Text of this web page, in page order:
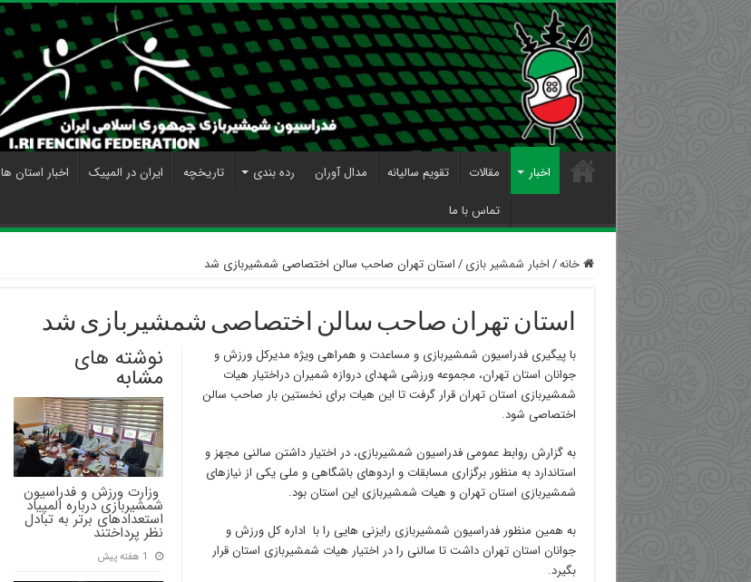
اخبار مقالات تقویم سالیانه مدال آوران رده بندی تاریخچه ایران در المپیک اخبار استان ها
تماس با ما
خانه/اخبار شمشیر بازی /استان تهران صاحب سالن اختصاصی شمشیربازی شد
استان تهران صاحب سالن اختصاصی شمشیربازی شد
نوشته های
مشابه
‍ وزارت ورزش و فدراسیون
شمشیربازی درباره المپیاد
استعدادهای برتر به تبادل
نظر پرداختند
1 هفته پیش
با پیگیری فدراسیون شمشیربازی و مساعدت و همراهی ویژه مدیرکل ورزش و
جوانان استان تهران، مجموعه ورزشی شهدای دروازه شمیران دراختیار هیات
شمشیربازی استان تهران قرار گرفت تا این هیات برای نخستین بار صاحب سالن
اختصاصی شود.
به گزارش روابط عمومی فدراسیون شمشیربازی، در اختیار داشتن سالنی مجهز و
استاندارد به منظور برگزاری مسابقات و اردوهای باشگاهی و ملی یکی از نیازهای
شمشیربازی استان تهران و هیات شمشیربازی این استان بود.
به همین منظور فدراسیون شمشیربازی رایزنی هایی را با اداره کل ورزش و
جوانان استان تهران داشت تا سالنی را در اختیار هیات شمشیربازی استان قرار
بگیرد.